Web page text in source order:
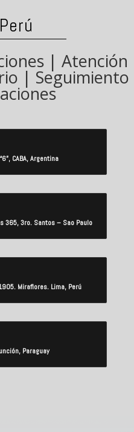
| Atención
| Seguimiento
CABA, Argentina
365, 3ro. Santos – Sao Paulo
Miraflores. Lima, Perú
Paraguay